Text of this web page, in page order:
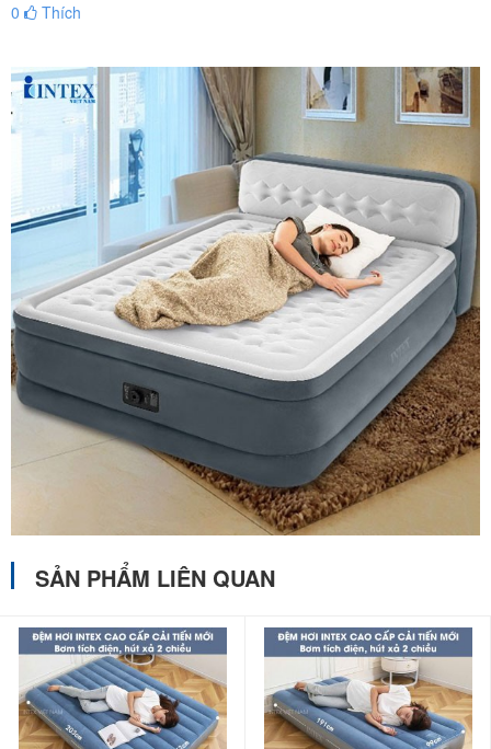
0
Thích
SẢN PHẨM LIÊN QUAN